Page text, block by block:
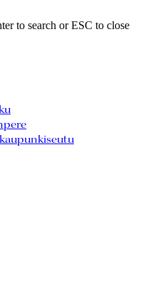
to search or ESC to close